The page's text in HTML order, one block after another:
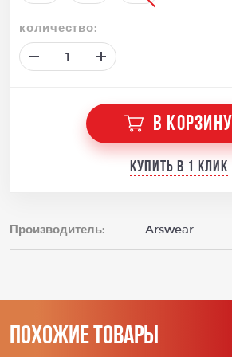
количество:
В КОРЗИНУ
Купить в 1 клик
Производитель: Arswear
Похожие товары